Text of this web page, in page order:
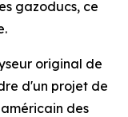
gazoducs, ce
original de
d'un projet de
des